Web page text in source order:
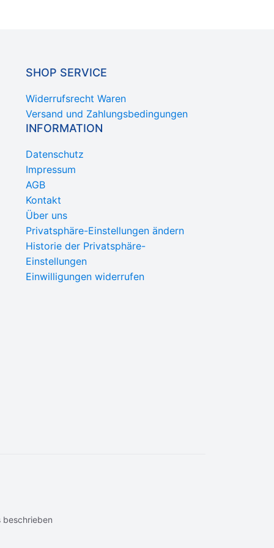
SHOP SERVICE
Widerrufsrecht Waren
Versand und Zahlungsbedingungen
INFORMATION
Datenschutz
Impressum
AGB
Kontakt
Über uns
Privatsphäre-Einstellungen ändern
Historie der Privatsphäre-
Einstellungen
Einwilligungen widerrufen
beschrieben